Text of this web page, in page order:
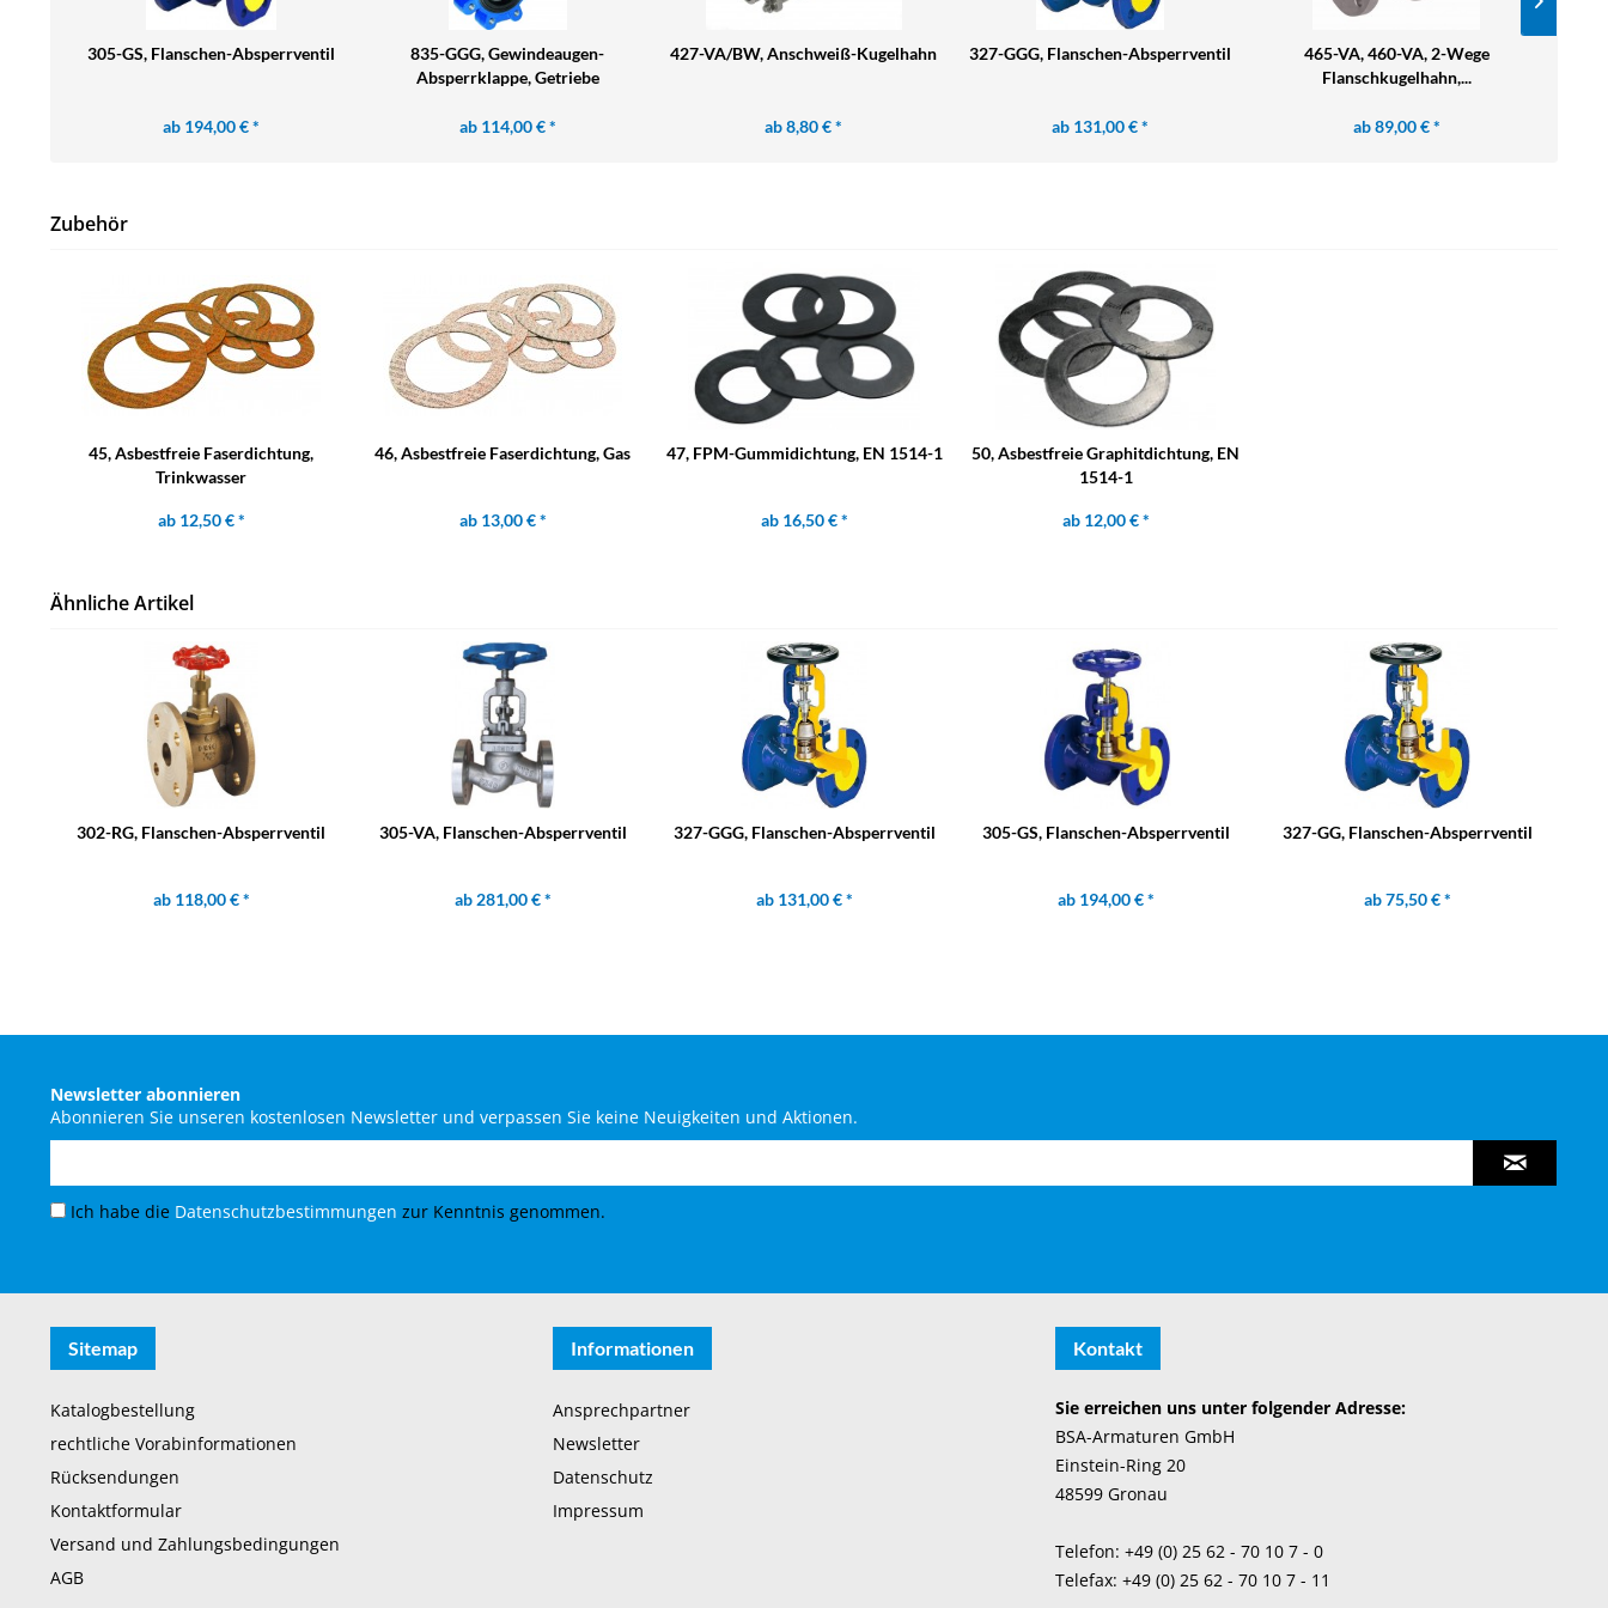
305-GS, Flanschen-Absperrventil
ab 194,00 € *
835-GGG, Gewindeaugen-
Absperrklappe, Getriebe
ab 114,00 € *
427-VA/BW, Anschweiß-Kugelhahn
ab 8,80 € *
327-GGG, Flanschen-Absperrventil
ab 131,00 € *
465-VA, 460-VA, 2-Wege
Flanschkugelhahn,...
ab 89,00 € *
Zubehör
45, Asbestfreie Faserdichtung,
Trinkwasser
ab 12,50 € *
46, Asbestfreie Faserdichtung, Gas
ab 13,00 € *
47, FPM-Gummidichtung, EN 1514-1
ab 16,50 € *
50, Asbestfreie Graphitdichtung, EN
1514-1
ab 12,00 € *
Ähnliche Artikel
302-RG, Flanschen-Absperrventil
ab 118,00 € *
305-VA, Flanschen-Absperrventil
ab 281,00 € *
327-GGG, Flanschen-Absperrventil
ab 131,00 € *
305-GS, Flanschen-Absperrventil
ab 194,00 € *
327-GG, Flanschen-Absperrventil
ab 75,50 € *
Newsletter abonnieren
Abonnieren Sie unseren kostenlosen Newsletter und verpassen Sie keine Neuigkeiten und Aktionen.
Ich habe die Datenschutzbestimmungen zur Kenntnis genommen.
Sitemap
Katalogbestellung
rechtliche Vorabinformationen
Rücksendungen
Kontaktformular
Versand und Zahlungsbedingungen
AGB
Informationen
Ansprechpartner
Newsletter
Datenschutz
Impressum
Kontakt
Sie erreichen uns unter folgender Adresse:
BSA-Armaturen GmbH
Einstein-Ring 20
48599 Gronau
Telefon: +49 (0) 25 62 - 70 10 7 - 0
Telefax: +49 (0) 25 62 - 70 10 7 - 11